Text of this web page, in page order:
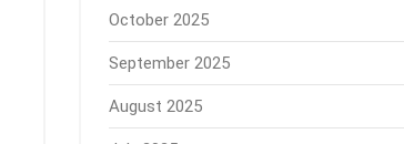
October 2025
September 2025
August 2025